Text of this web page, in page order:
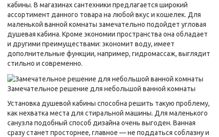
кабины. В магазинах сантехники предлагается широкий
ассортимент данного товара на любой вкус и кошелек. Для
маленькой ванной комнаты замечательно подойдет угловая
душевая кабина. Кроме экономии пространства она обладает
и другими преимуществами: экономит воду, имеет
дополнительные функции, например, гидромассаж, выглядит
стильно и современно.
Замечательное решение для небольшой ванной комнаты
Установка душевой кабины способна решить такую проблему,
как нехватка места для стиральной машины. Для маленького
санузла подобный способ дизайна очень выгоден. Ванная
сразу станет просторнее, главное — не поддаться соблазну и